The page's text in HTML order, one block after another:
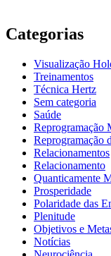
Categorias
Visualização
Treinamentos
Técnica Hertz
Sem categoria
Saúde
Reprogramação
Reprogramação
Relacionamentos
Relacionamento
Quanticamente
Prosperidade
Polaridade das
Plenitude
Objetivos e
Notícias